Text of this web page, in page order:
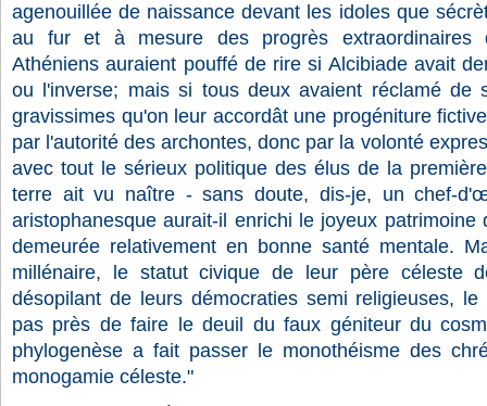
agenouillée de naissance devant les idoles que
au fur et à mesure des progrès extraordinaires
Athéniens auraient pouffé de rire si Alcibiade avait
ou l'inverse; mais si tous deux avaient réclamé de
gravissimes qu'on leur accordât une progéniture
par l'autorité des archontes, donc par la volonté
avec tout le sérieux politique des élus de la
terre ait vu naître - sans doute, dis-je, un chef-
aristophanesque aurait-il enrichi le joyeux patrimoine
demeurée relativement en bonne santé mentale.
millénaire, le statut civique de leur père céleste
désopilant de leurs démocraties semi religieuses,
pas près de faire le deuil du faux géniteur du
phylogenèse a fait passer le monothéisme des
monogamie céleste."